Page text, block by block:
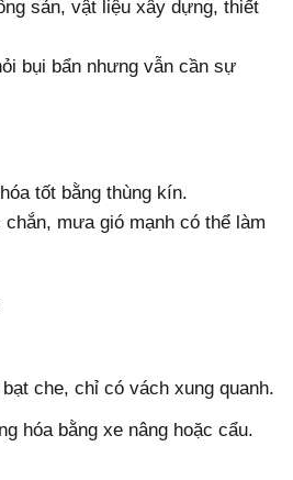
sản, vật liệu xây dựng, thiết
bụi bẩn nhưng vẫn cần sự
tốt bằng thùng kín.
chắn, mưa gió mạnh có thể làm
che, chỉ có vách xung quanh.
hóa bằng xe nâng hoặc cẩu.